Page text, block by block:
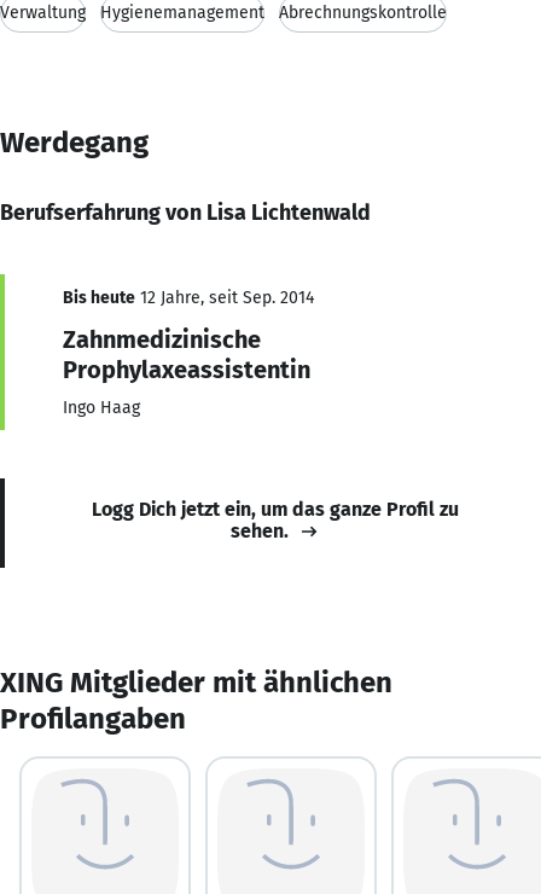
Verwaltung Hygienemanagement Abrechnungskontrolle
Werdegang
Berufserfahrung von Lisa Lichtenwald
Bis heute 12 Jahre, seit Sep. 2014
Zahnmedizinische
Prophylaxeassistentin
Ingo Haag
Logg Dich jetzt ein, um das ganze Profil zu
sehen.
XING Mitglieder mit ähnlichen
Profilangaben